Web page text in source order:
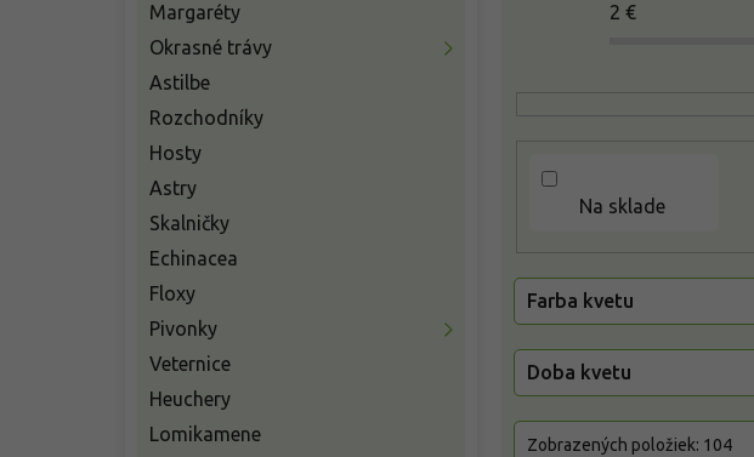
Margaréty
Okrasné trávy
Astilbe
Rozchodníky
Hosty
Astry
Skalničky
Echinacea
Floxy
Pivonky
Veternice
Heuchery
Lomikamene
2 €
Na sklade
Farba kvetu
Doba kvetu
Zobrazených položiek: 104